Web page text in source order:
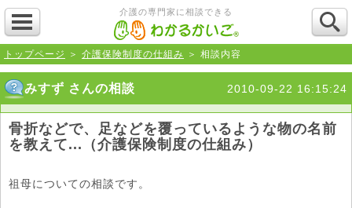
介護の専門家に相談できる
トップページ ＞ 介護保険制度の仕組み ＞ 相談内容
みすず さんの相談 2010-09-22 16:15:24
骨折などで、足などを覆っているような物の名前
を教えて...（介護保険制度の仕組み）
祖母についての相談です。